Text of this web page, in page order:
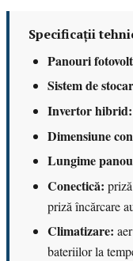
Specificații
Panouri
Sistem de
Invertor hibrid:
Dimensiune
Lungime
Conectică:
priză încărcare
Climatizare:
bateriilor la